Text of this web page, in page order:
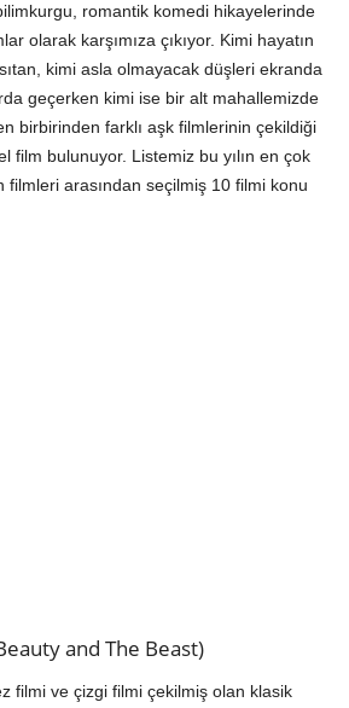
romantik komedi hikayelerinde
olarak karşımıza çıkıyor. Kimi hayatın
kimi asla olmayacak düşleri ekranda
geçerken kimi ise bir alt mahallemizde
birbirinden farklı aşk filmlerinin çekildiği
film bulunuyor. Listemiz bu yılın en çok
filmleri arasından seçilmiş 10 filmi konu
and The Beast)
filmi ve çizgi filmi çekilmiş olan klasik